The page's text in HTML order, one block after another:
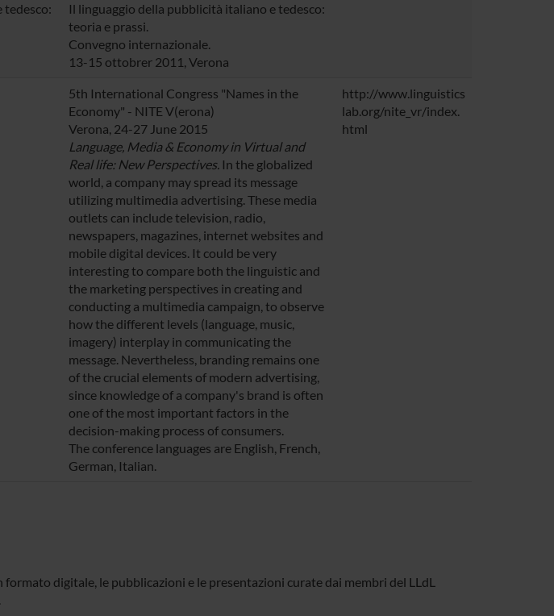
tedesco:
Il linguaggio della pubblicità italiano e tedesco:
teoria e prassi.
Convegno internazionale.
13-15 ottobrer 2011, Verona
5th International Congress "Names in the
Economy" - NITE V(erona)
Verona, 24-27 June 2015
Language, Media & Economy in Virtual and
Real life: New Perspectives.In the globalized
world, a company may spread its message
utilizing multimedia advertising. These media
outlets can include television, radio,
newspapers, magazines, internet websites and
mobile digital devices. It could be very
interesting to compare both the linguistic and
the marketing perspectives in creating and
conducting a multimedia campaign, to observe
how the different levels (language, music,
imagery) interplay in communicating the
message. Nevertheless, branding remains one
of the crucial elements of modern advertising,
since knowledge of a company's brand is often
one of the most important factors in the
decision-making process of consumers.
The conference languages are English, French,
German, Italian.
http://www.linguistics
lab.org/nite_vr/index.
html
digitale, le pubblicazioni e le presentazioni curate dai membri del LLdL